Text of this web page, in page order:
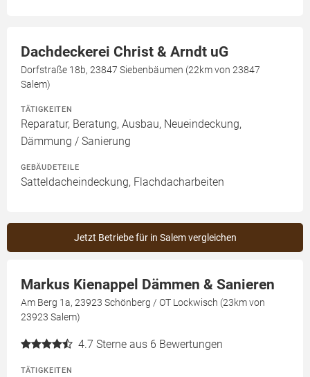
Dachdeckerei Christ & Arndt uG
Dorfstraße 18b, 23847 Siebenbäumen (22km von 23847
Salem)
TÄTIGKEITEN
Reparatur, Beratung, Ausbau, Neueindeckung,
Dämmung / Sanierung
GEBÄUDETEILE
Satteldacheindeckung, Flachdacharbeiten
Jetzt Betriebe für in Salem vergleichen
Markus Kienappel Dämmen & Sanieren
Am Berg 1a, 23923 Schönberg / OT Lockwisch (23km von
23923 Salem)
4.7 Sterne aus 6 Bewertungen
TÄTIGKEITEN